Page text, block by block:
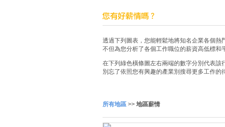
透過下列圖表，您能輕鬆地將知名企業各個熱
不但為您分析了各個工作職位的薪資高低標和
在下列綠色橫條圖左右兩端的數字分別代表該
別忘了依照您有興趣的產業別搜尋更多工作的
所有地區 >> 地區薪情